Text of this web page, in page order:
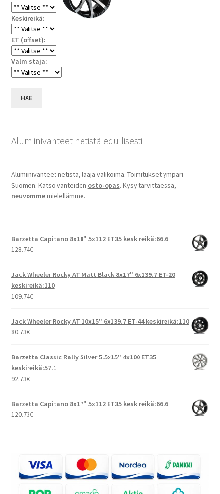
Keskireikä:
ET (offset):
Valmistaja:
HAE
Alumiinivanteet netistä edullisesti
Alumiinivanteet netistä, laaja valikoima. Toimitukset ympäri
Suomen. Katso vanteiden osto-opas. Kysy tarvittaessa,
neuvommemielellämme.
Barzetta Capitano 8x18" 5x112 ET35 keskireikä:66.6
128.74€
Jack Wheeler Rocky AT Matt Black 8x17" 6x139.7 ET-20
keskireikä:110
109.74€
Jack Wheeler Rocky AT 10x15" 6x139.7 ET-44 keskireikä:110
80.73€
Barzetta Classic Rally Silver 5.5x15" 4x100 ET35
keskireikä:57.1
92.73€
Barzetta Capitano 8x17" 5x112 ET35 keskireikä:66.6
120.73€